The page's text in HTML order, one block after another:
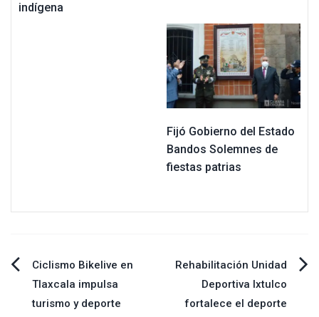
indígena
Fijó Gobierno del Estado
Bandos Solemnes de
fiestas patrias
Navegación
de
Ciclismo Bikelive en
Tlaxcala impulsa
turismo y deporte
Rehabilitación Unidad
Deportiva Ixtulco
fortalece el deporte